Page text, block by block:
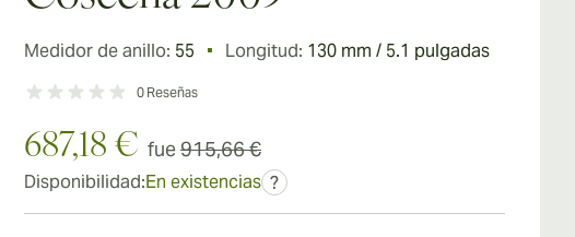
Medidor de anillo: 55 Longitud: 130 mm / 5.1 pulgadas
0 Reseñas
687,18 € fue915,66 €
Disponibilidad:En existencias ?